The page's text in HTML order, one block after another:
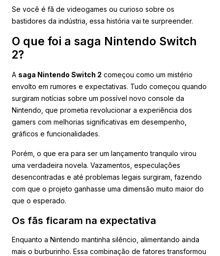
Se você é fã de videogames ou curioso sobre os
bastidores da indústria, essa história vai te surpreender.
O que foi a saga Nintendo Switch
2?
A saga Nintendo Switch 2 começou como um mistério
envolto em rumores e expectativas. Tudo começou quando
surgiram notícias sobre um possível novo console da
Nintendo, que prometia revolucionar a experiência dos
gamers com melhorias significativas em desempenho,
gráficos e funcionalidades.
Porém, o que era para ser um lançamento tranquilo virou
uma verdadeira novela. Vazamentos, especulações
desencontradas e até problemas legais surgiram, fazendo
com que o projeto ganhasse uma dimensão muito maior do
que o esperado.
Os fãs ficaram na expectativa
Enquanto a Nintendo mantinha silêncio, alimentando ainda
mais o burburinho. Essa combinação de fatores transformou